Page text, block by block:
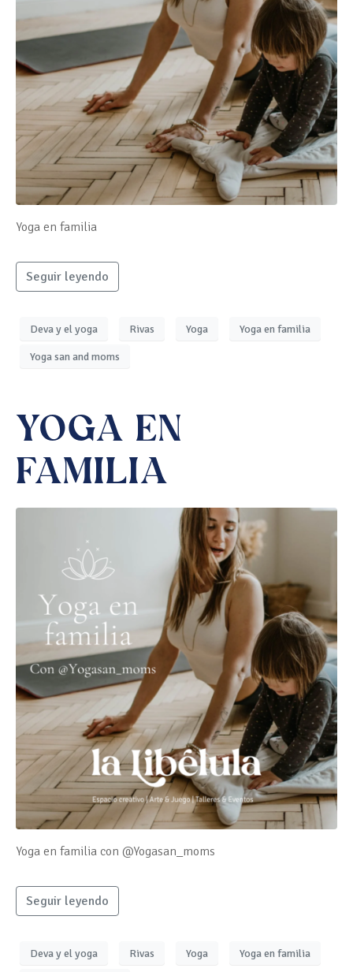
Yoga en familia
Seguir leyendo
Deva y el yoga Rivas Yoga Yoga en familia
Yoga san and moms
YOGA EN
FAMILIA
Yoga en familia con @Yogasan_moms
Seguir leyendo
Deva y el yoga Rivas Yoga Yoga en familia